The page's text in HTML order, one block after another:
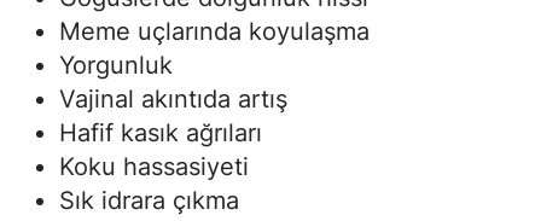
Meme uçlarında koyulaşma
Yorgunluk
Vajinal akıntıda artış
Hafif kasık ağrıları
Koku hassasiyeti
Sık idrara çıkma